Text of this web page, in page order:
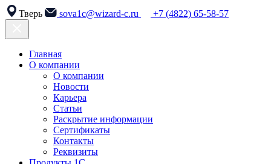
Тверь sova1c@wizard-c.ru +7 (4822) 65-58-57
Главная
О компании
О компании
Новости
Карьера
Статьи
Раскрытие информации
Сертификаты
Контакты
Реквизиты